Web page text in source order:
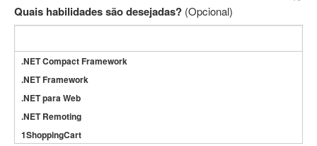
Quais habilidades são desejadas? (Opcional)
.NET Compact Framework
.NET Framework
.NET para Web
.NET Remoting
1ShoppingCart